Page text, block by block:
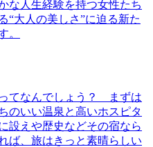
な人生経験を持つ女性たち
“大人の美しさ”に迫る新た
。
てなんでしょう？ まずは
のいい温泉と高いホスピタ
設えや歴史などその宿なら
ば、旅はきっと素晴らしい